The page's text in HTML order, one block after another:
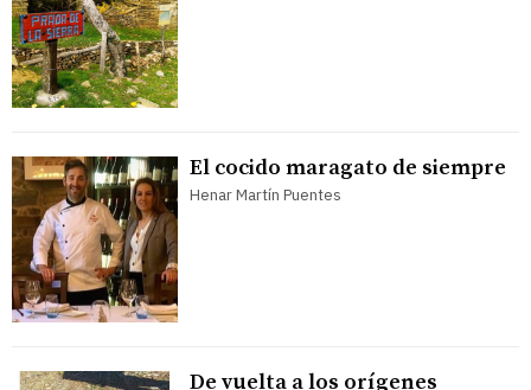
El cocido maragato de siempre
Henar Martín Puentes
De vuelta a los orígenes